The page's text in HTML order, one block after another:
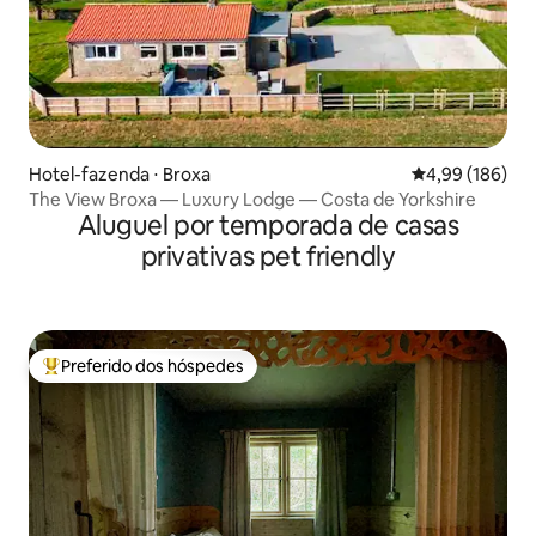
Hotel-fazenda ⋅ Broxa 4,99 de uma
4,99 (186)
The View Broxa — Luxury Lodge — Costa de Yorkshire
Aluguel por temporada de casas
privativas pet friendly
Entre os melhores preferidos dos hóspedes
Preferido dos hóspedes